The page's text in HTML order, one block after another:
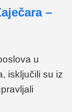
–
u
isključili su iz